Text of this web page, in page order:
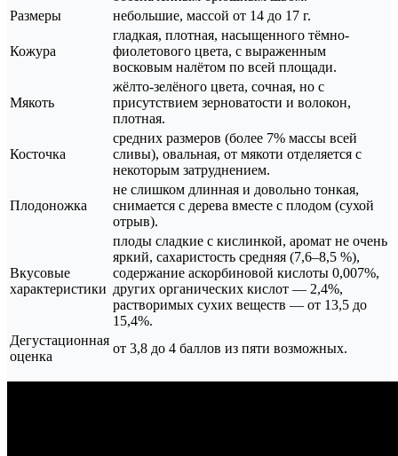
Размеры
небольшие, массой от 14 до 17 г.
Кожура
гладкая, плотная, насыщенного тёмно-
фиолетового цвета, с выраженным
восковым налётом по всей площади.
Мякоть
жёлто-зелёного цвета, сочная, но с
присутствием зерноватости и волокон,
плотная.
Косточка
средних размеров (более 7% массы всей
сливы), овальная, от мякоти отделяется с
некоторым затруднением.
Плодоножка
не слишком длинная и довольно тонкая,
снимается с дерева вместе с плодом (сухой
отрыв).
Вкусовые
характеристики
плоды сладкие с кислинкой, аромат не очень
яркий, сахаристость средняя (7,6–8,5 %),
содержание аскорбиновой кислоты 0,007%,
других органических кислот — 2,4%,
растворимых сухих веществ — от 13,5 до
15,4%.
Дегустационная
оценка
от 3,8 до 4 баллов из пяти возможных.